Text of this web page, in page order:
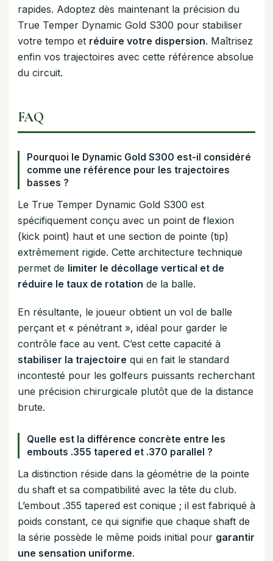
rapides. Adoptez dès maintenant la précision du
True Temper Dynamic Gold S300 pour stabiliser
votre tempo et réduire votre dispersion. Maîtrisez
enfin vos trajectoires avec cette référence absolue
du circuit.
FAQ
Pourquoi le Dynamic Gold S300 est-il considéré
comme une référence pour les trajectoires
basses ?
Le True Temper Dynamic Gold S300 est
spécifiquement conçu avec un point de flexion
(kick point) haut et une section de pointe (tip)
extrêmement rigide. Cette architecture technique
permet de limiter le décollage vertical et de
réduire le taux de rotation de la balle.
En résultante, le joueur obtient un vol de balle
perçant et « pénétrant », idéal pour garder le
contrôle face au vent. C’est cette capacité à
stabiliser la trajectoire qui en fait le standard
incontesté pour les golfeurs puissants recherchant
une précision chirurgicale plutôt que de la distance
brute.
Quelle est la différence concrète entre les
embouts .355 tapered et .370 parallel ?
La distinction réside dans la géométrie de la pointe
du shaft et sa compatibilité avec la tête du club.
L’embout .355 tapered est conique ; il est fabriqué à
poids constant, ce qui signifie que chaque shaft de
la série possède le même poids initial pour garantir
une sensation uniforme.